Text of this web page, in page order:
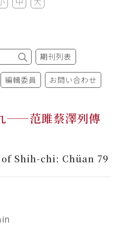
期刊列表
編輯委員 お問い合わせ
——范雎蔡澤列傳
Shih-chi: Chüan 79